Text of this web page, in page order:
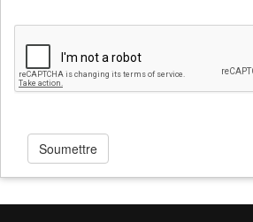
renseignements personnels afin de
candidat à l’emploi qui vous est propre.
utilisées afin que l’entreprise exerce ses
égard dans le cadre du dépôt de votre
votre consentement afin de recueillir des
personnels qui vous concernent.
Soumettre